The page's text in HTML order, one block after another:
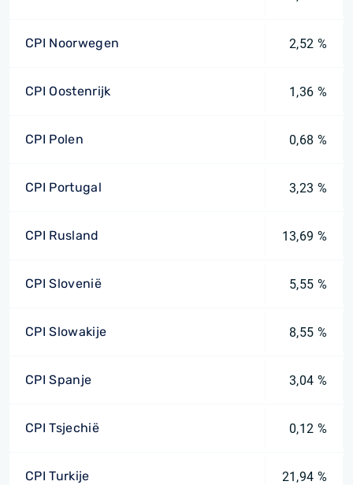
CPI Noorwegen 2,52 %
CPI Oostenrijk 1,36 %
CPI Polen 0,68 %
CPI Portugal 3,23 %
CPI Rusland 13,69 %
CPI Slovenië 5,55 %
CPI Slowakije 8,55 %
CPI Spanje 3,04 %
CPI Tsjechië 0,12 %
CPI Turkije 21,94 %